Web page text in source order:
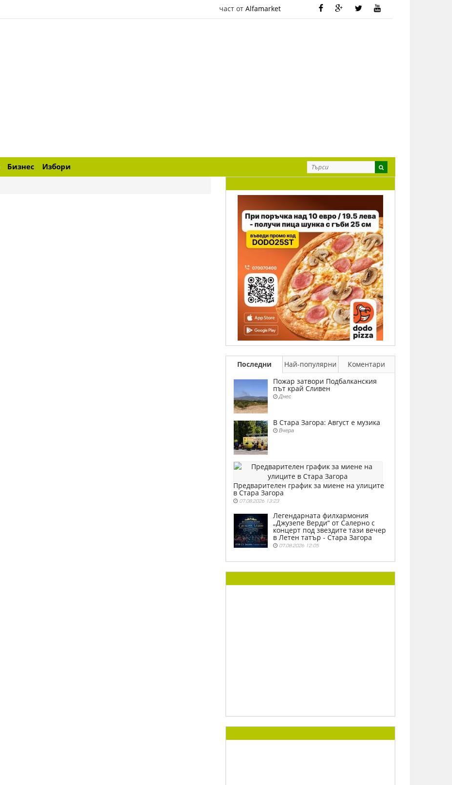
част от Alfamarket
Бизнес Избори
Последни Най-популярни
Коментари
Пожар затвори Подбалканския
път край Сливен
Днес
В Стара Загора: Август е музика
Вчера
Предварителен график за миене на улиците
в Стара Загора
07.08.2026 13:23
Легендарната филхармония
„Джузепе Верди“ от Салерно с
концерт под звездите тази вечер
в Летен татър - Стара Загора
07.08.2026 12:05